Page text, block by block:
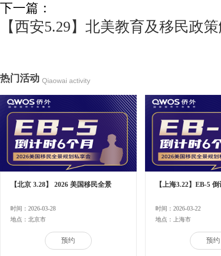
下一篇：
【西安5.29】北美教育及移民政
热门活动 Qiaowai activity
【北京 3.28】 2026 美国移民全景
时间：2026-03-28
地点：北京市
预约
【上海3.22】EB-5
时间：2026-03-22
地点：上海市
预约